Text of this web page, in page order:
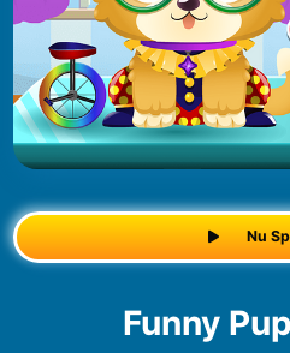
Nu
Funny